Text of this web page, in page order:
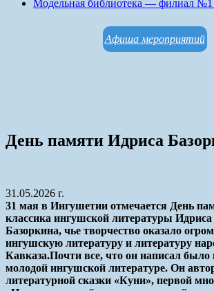
Модельная библиотека — филиал №1
Афиша мероприятий
День памяти Идриса
31.05.2026 г.
31 мая в Ингушетии отмечается День
классика ингушской литературы
Базоркина, чье творчество оказало
ингушскую литературу и литературу
Кавказа.Почти все, что он написал
молодой ингушской литературе. Он
литературной сказки «Куни», первой